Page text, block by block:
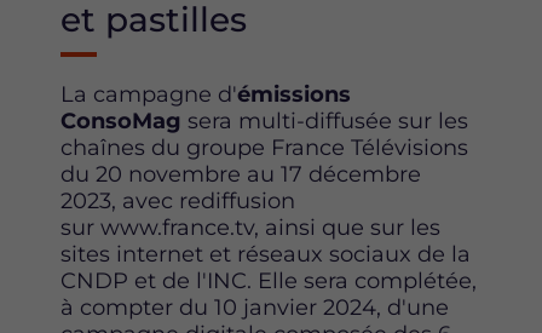
et pastilles
La campagne d'émissions
ConsoMag sera multi-diffusée sur les
chaînes du groupe France Télévisions
du 20 novembre au 17 décembre
2023, avec rediffusion
sur www.france.tv, ainsi que sur les
sites internet et réseaux sociaux de la
CNDP et de l'INC. Elle sera complétée,
à compter du 10 janvier 2024, d'une